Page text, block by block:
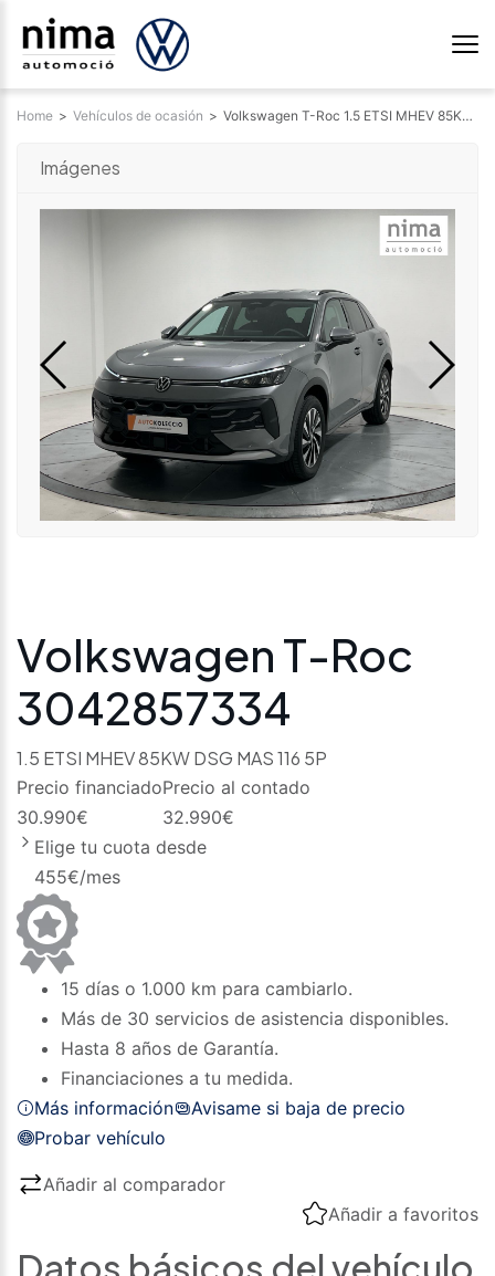
Home > Vehículos de ocasión > Volkswagen T-Roc 1.5 ETSI MHEV 85KW DSG MAS 116 5P 3042857334
Imágenes
Volkswagen T-Roc
3042857334
1.5 ETSI MHEV 85KW DSG MAS 116 5P
Precio financiado
30.990€
Precio al contado
32.990€
Elige tu cuota desde
455€/mes
15 días o 1.000 km para cambiarlo.
Más de 30 servicios de asistencia disponibles.
Hasta 8 años de Garantía.
Financiaciones a tu medida.
Más información
Avisame si baja de precio
Probar vehículo
Añadir al comparador
Añadir a favoritos
Datos básicos del vehículo